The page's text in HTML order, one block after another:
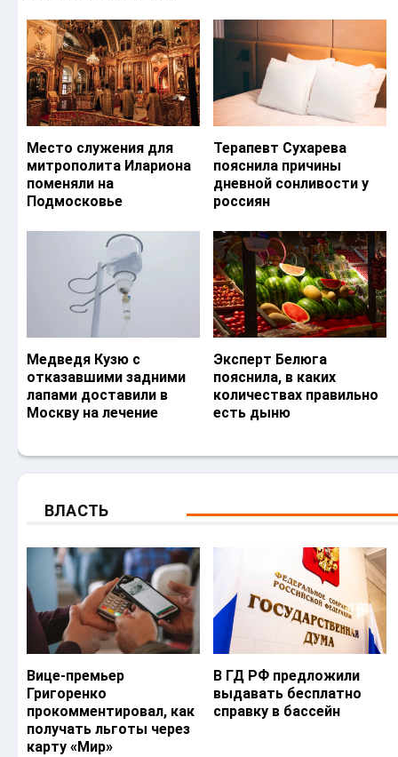
Место служения для
митрополита Илариона
поменяли на
Подмосковье
Терапевт Сухарева
пояснила причины
дневной сонливости у
россиян
Медведя Кузю с
отказавшими задними
лапами доставили в
Москву на лечение
Эксперт Белюга
пояснила, в каких
количествах правильно
есть дыню
ВЛАСТЬ
Вице-премьер
Григоренко
прокомментировал, как
получать льготы через
карту «Мир»
В ГД РФ предложили
выдавать бесплатно
справку в бассейн